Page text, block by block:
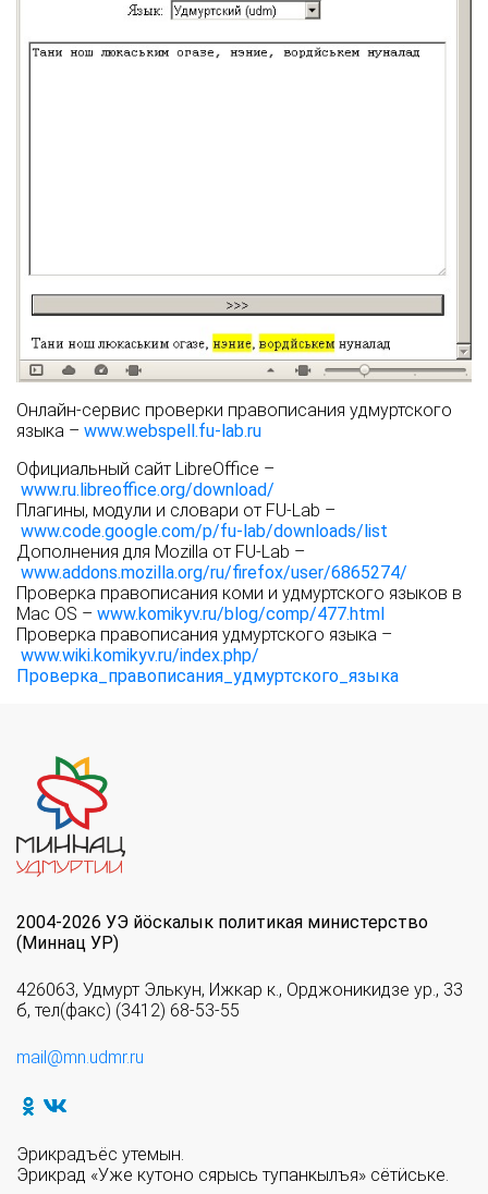
Онлайн-сервис проверки правописания удмуртского
языка – www.webspell.fu-lab.ru
Официальный сайт LibreOffice –
www.ru.libreoffice.org/download/
Плагины, модули и словари от FU-Lab –
www.code.google.com/p/fu-lab/downloads/list
Дополнения для Mozilla от FU-Lab –
www.addons.mozilla.org/ru/firefox/user/6865274/
Проверка правописания коми и удмуртского языков в
Mac OS – www.komikyv.ru/blog/comp/477.html
Проверка правописания удмуртского языка –
www.wiki.komikyv.ru/index.php/
Проверка_правописания_удмуртского_языка
2004-2026 УЭ йöскалык политикая министерство
(Миннац УР)
426063, Удмурт Элькун, Ижкар к., Орджоникидзе ур., 33
б, тел(факс) (3412) 68-53-55
mail@mn.udmr.ru
Эрикрадъёс утемын.
Эрикрад «Уже кутоно сярысь тупанкылъя» сётӥське.